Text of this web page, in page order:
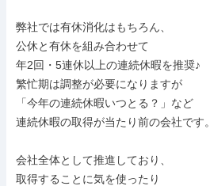
弊社では有休消化はもちろん、
公休と有休を組み合わせて
年2回・5連休以上の連続休暇を推奨♪
繁忙期は調整が必要になりますが
「今年の連続休暇いつとる？」など
連続休暇の取得が当たり前の会社です。
会社全体として推進しており、
取得することに気を使ったり